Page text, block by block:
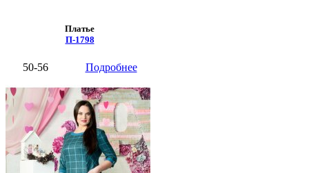
Платье
П-1798
50-56 Подробнее